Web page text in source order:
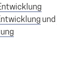
und